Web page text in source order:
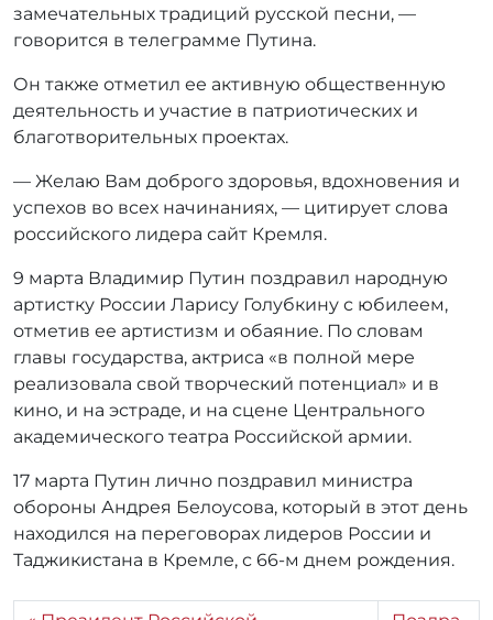
замечательных традиций русской песни, —
говорится в телеграмме Путина.
Он также отметил ее активную общественную
деятельность и участие в патриотических и
благотворительных проектах.
— Желаю Вам доброго здоровья, вдохновения и
успехов во всех начинаниях, — цитирует слова
российского лидера сайт Кремля.
9 марта Владимир Путин поздравил народную
артистку России Ларису Голубкину с юбилеем,
отметив ее артистизм и обаяние. По словам
главы государства, актриса «в полной мере
реализовала свой творческий потенциал» и в
кино, и на эстраде, и на сцене Центрального
академического театра Российской армии.
17 марта Путин лично поздравил министра
обороны Андрея Белоусова, который в этот день
находился на переговорах лидеров России и
Таджикистана в Кремле, с 66-м днем рождения.